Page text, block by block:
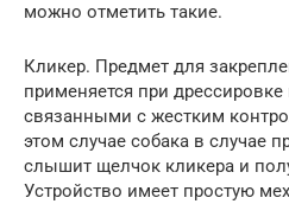
можно отметить такие.
Кликер. Предмет для
применяется при
связанными с жестким
этом случае собака в случае
слышит щелчок кликера и
Устройство имеет простую